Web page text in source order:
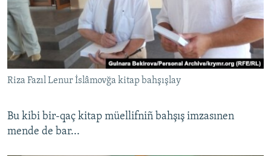
Riza Fazıl Lenur İslâmovğa kitap bahşışlay
Bu kibi bir-qaç kitap müellifniñ bahşış imzasınen
mende de bar...